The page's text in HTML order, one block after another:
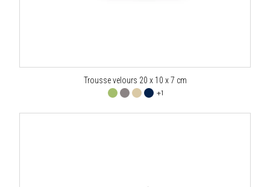
Trousse velours 20 x 10 x 7 cm
+1